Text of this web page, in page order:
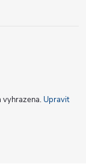
vyhrazena. Upravit